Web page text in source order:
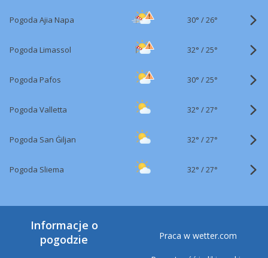
Pogoda Ajia Napa 30° /26°
Pogoda Limassol 32° /25°
Pogoda Pafos 30° /25°
Pogoda Valletta 32° /27°
Pogoda San Ġiljan 32° /27°
Pogoda Sliema 32° /27°
Informacje o
pogodzie
Praca w wetter.com